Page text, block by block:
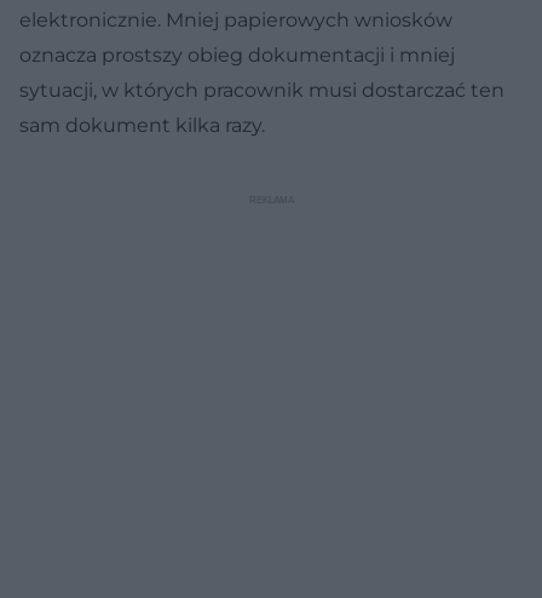
elektronicznie. Mniej papierowych wniosków
oznacza prostszy obieg dokumentacji i mniej
sytuacji, w których pracownik musi dostarczać ten
sam dokument kilka razy.